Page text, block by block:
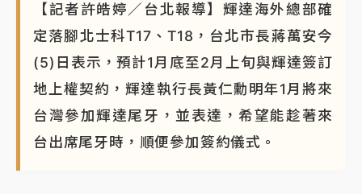
【記者許皓婷／台北報導】輝達海外總部確
定落腳北士科T17、T18，台北市長蔣萬安今
(5)日表示，預計1月底至2月上旬與輝達簽訂
地上權契約，輝達執行長黃仁勳明年1月將來
台灣參加輝達尾牙，並表達，希望能趁著來
台出席尾牙時，順便參加簽約儀式。